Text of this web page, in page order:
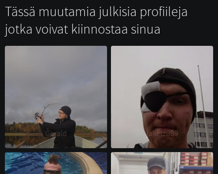
Tässä muutamia julkisia profiileja
jotka voivat kiinnostaa sinua
Gerald jaketzu89